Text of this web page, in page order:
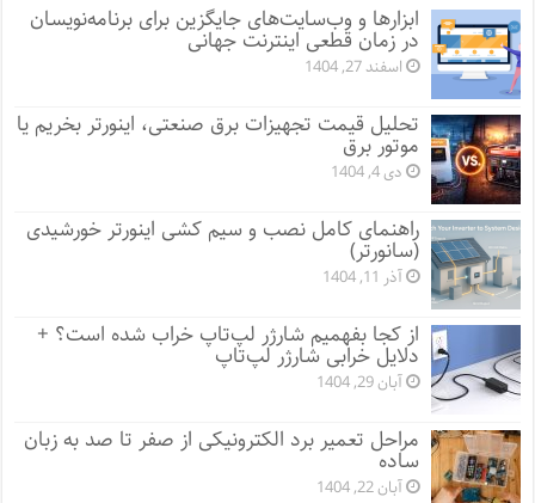
ابزارها و وب‌سایت‌های جایگزین برای برنامه‌نویسان
در زمان قطعی اینترنت جهانی
اسفند 27, 1404
تحلیل قیمت تجهیزات برق صنعتی، اینورتر بخریم یا
موتور برق
دی 4, 1404
راهنمای کامل نصب و سیم کشی اینورتر خورشیدی
(سانورتر)
آذر 11, 1404
از کجا بفهمیم شارژر لپ‌تاپ خراب شده است؟ +
دلایل خرابی شارژر لپ‌تاپ
آبان 29, 1404
مراحل تعمیر برد الکترونیکی از صفر تا صد به زبان
ساده
آبان 22, 1404